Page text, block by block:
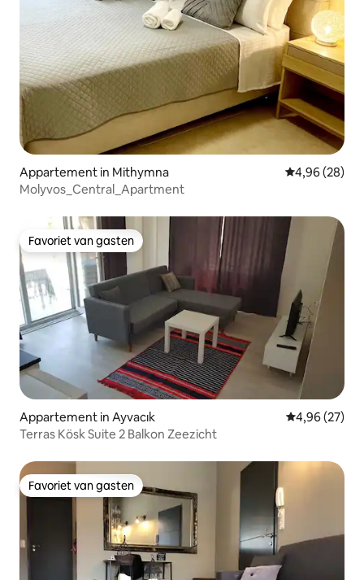
Appartement in Mithymna Gemiddelde
4,96 (28)
Molyvos_Central_Apartment
Favoriet van gasten
Favoriet van gasten
Appartement in Ayvacık Gemiddelde
4,96 (27)
Terras Kösk Suite 2 Balkon Zeezicht
Favoriet van gasten
Favoriet van gasten